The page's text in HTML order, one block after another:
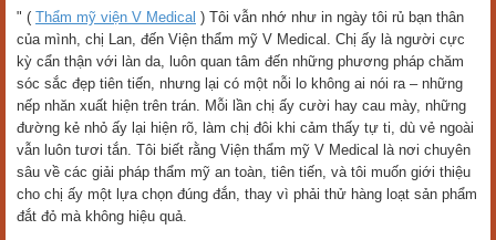
" ( Thẩm mỹ viện V Medical ) Tôi vẫn nhớ như in ngày tôi rủ bạn thân
của mình, chị Lan, đến Viện thẩm mỹ V Medical. Chị ấy là người cực
kỳ cẩn thận với làn da, luôn quan tâm đến những phương pháp chăm
sóc sắc đẹp tiên tiến, nhưng lại có một nỗi lo không ai nói ra – những
nếp nhăn xuất hiện trên trán. Mỗi lần chị ấy cười hay cau mày, những
đường kẻ nhỏ ấy lại hiện rõ, làm chị đôi khi cảm thấy tự ti, dù vẻ ngoài
vẫn luôn tươi tắn. Tôi biết rằng Viện thẩm mỹ V Medical là nơi chuyên
sâu về các giải pháp thẩm mỹ an toàn, tiên tiến, và tôi muốn giới thiệu
cho chị ấy một lựa chọn đúng đắn, thay vì phải thử hàng loạt sản phẩm
đắt đỏ mà không hiệu quả.